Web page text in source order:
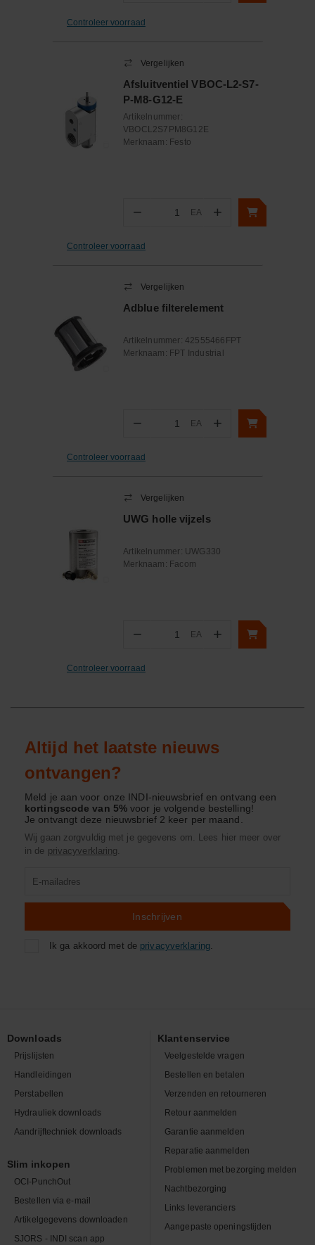
Controleer voorraad
Vergelijken
Afsluitventiel VBOC-L2-S7-
P-M8-G12-E
Artikelnummer:
VBOCL2S7PM8G12E
Merknaam: Festo
− Aantal
EA +
Controleer voorraad
Vergelijken
Adblue filterelement
Artikelnummer: 42555466FPT
Merknaam: FPT Industrial
− Aantal
EA +
Controleer voorraad
Vergelijken
UWG holle vijzels
Artikelnummer: UWG330
Merknaam: Facom
− Aantal
EA +
Controleer voorraad
Altijd het laatste nieuws
ontvangen?
Meld je aan voor onze INDI-nieuwsbrief en ontvang een
kortingscode van 5%voor je volgende bestelling!
Je ontvangt deze nieuwsbrief 2 keer per maand.
Wij gaan zorgvuldig met je gegevens om. Lees hier meer over
in de privacyverklaring.
Inschrijven
Ik ga akkoord met de privacyverklaring.
Downloads
Prijslijsten
Handleidingen
Perstabellen
Hydrauliek downloads
Aandrijftechniek downloads
Slim inkopen
OCI-PunchOut
Bestellen via e-mail
Artikelgegevens downloaden
SJORS - INDI scan app
Klantenservice
Veelgestelde vragen
Bestellen en betalen
Verzenden en retourneren
Retour aanmelden
Garantie aanmelden
Reparatie aanmelden
Problemen met bezorging melden
Nachtbezorging
Links leveranciers
Aangepaste openingstijden